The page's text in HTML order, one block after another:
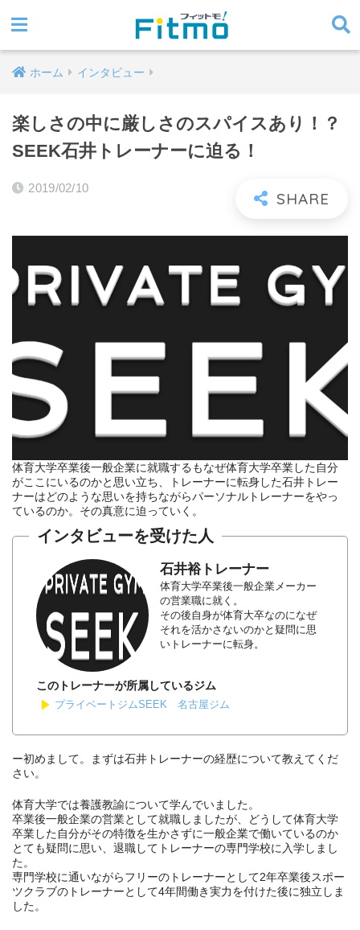
ホーム インタビュー
楽しさの中に厳しさのスパイスあり！？
SEEK石井トレーナーに迫る！
2019/02/10
体育大学卒業後一般企業に就職するもなぜ体育大学卒業した自分
がここにいるのかと思い立ち、トレーナーに転身した石井トレー
ナーはどのような思いを持ちながらパーソナルトレーナーをやっ
ているのか。その真意に迫っていく。
インタビューを受けた人
石井裕トレーナー
体育大学卒業後一般企業メーカー
の営業職に就く。
その後自身が体育大卒なのになぜ
それを活かさないのかと疑問に思
いトレーナーに転身。
このトレーナーが所属しているジム
プライベートジムSEEK 名古屋ジム
ー初めまして。まずは石井トレーナーの経歴について教えてくだ
さい。
体育大学では養護教諭について学んでいました。
卒業後一般企業の営業として就職しましたが、どうして体育大学
卒業した自分がその特徴を生かさずに一般企業で働いているのか
とても疑問に思い、退職してトレーナーの専門学校に入学しまし
た。
専門学校に通いながらフリーのトレーナーとして2年卒業後スポー
ツクラブのトレーナーとして4年間働き実力を付けた後に独立しま
した。